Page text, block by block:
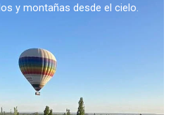
y montañas desde el cielo.